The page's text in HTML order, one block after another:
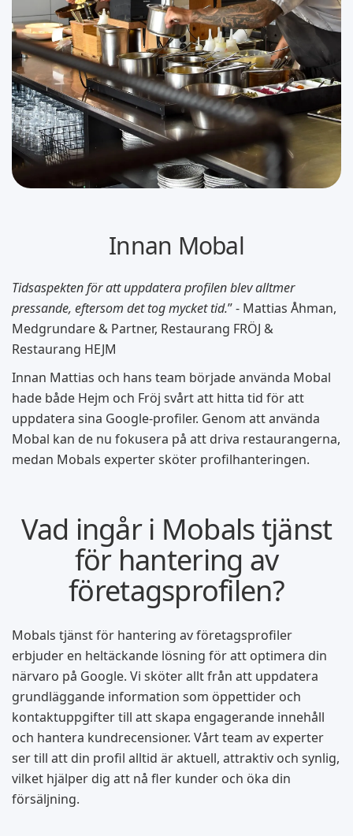
Innan Mobal
Tidsaspekten för att uppdatera profilen blev alltmer
pressande, eftersom det tog mycket tid.” - Mattias Åhman,
Medgrundare & Partner, Restaurang FRÖJ &
Restaurang HEJM
Innan Mattias och hans team började använda Mobal
hade både Hejm och Fröj svårt att hitta tid för att
uppdatera sina Google-profiler. Genom att använda
Mobal kan de nu fokusera på att driva restaurangerna,
medan Mobals experter sköter profilhanteringen.
Vad ingår i Mobals tjänst
för hantering av
företagsprofilen?
Mobals tjänst för hantering av företagsprofiler
erbjuder en heltäckande lösning för att optimera din
närvaro på Google. Vi sköter allt från att uppdatera
grundläggande information som öppettider och
kontaktuppgifter till att skapa engagerande innehåll
och hantera kundrecensioner. Vårt team av experter
ser till att din profil alltid är aktuell, attraktiv och synlig,
vilket hjälper dig att nå fler kunder och öka din
försäljning.